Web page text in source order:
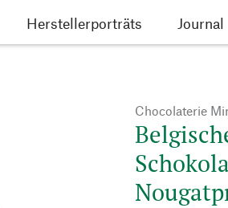
Herstellerporträts Journal
Chocolaterie